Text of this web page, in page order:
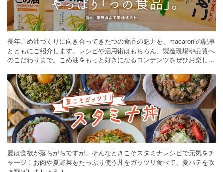
長年こめ油づくりに向き合ってきたつの食品の魅力を、macaroniの記事
とともにご紹介します。レシピや活用術はもちろん、製造現場や品質へ
のこだわりまで。こめ油をもっと好きになるコンテンツをぜひお楽しみ
夏は食欲が落ちがちですが、そんなときこそスタミナレシピで元気をチ
ャージ！お肉や夏野菜をたっぷり使う丼をガッツリ食べて、夏バテを吹